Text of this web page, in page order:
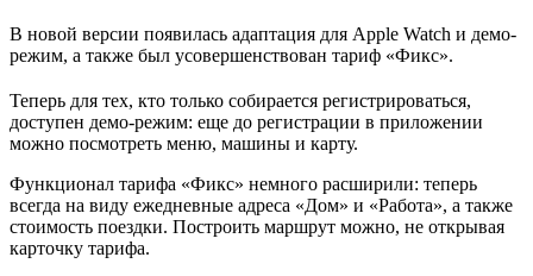
В новой версии появилась адаптация для Apple Watch и демо-
режим, а также был усовершенствован тариф «Фикс».
Теперь для тех, кто только собирается регистрироваться,
доступен демо-режим: еще до регистрации в приложении
можно посмотреть меню, машины и карту.
Функционал тарифа «Фикс» немного расширили: теперь
всегда на виду ежедневные адреса «Дом» и «Работа», а также
стоимость поездки. Построить маршрут можно, не открывая
карточку тарифа.